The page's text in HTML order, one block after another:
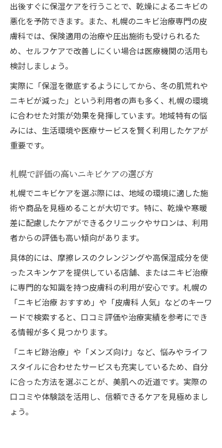
出後すぐに保湿ケアを行うことで、乾燥によるニキビの
悪化を予防できます。また、札幌のニキビ治療専門の皮
膚科では、保険適用の治療や圧出施術も受けられるた
め、セルフケアで改善しにくい場合は医療機関の活用も
検討しましょう。
実際に「保湿を徹底するようにしてから、冬の肌荒れや
ニキビが減った」という利用者の声も多く、札幌の環境
に合わせた対策が効果を発揮しています。地域特有の悩
みには、生活環境や医療サービスを賢く利用したケアが
重要です。
札幌で評価の高いニキビケアの選び方
札幌でニキビケアを選ぶ際には、地域の環境に適した施
術や商品を見極めることが大切です。特に、乾燥や寒暖
差に配慮したケアができるクリニックやサロンは、利用
者からの評価も高い傾向があります。
具体的には、摩擦レスのクレンジングや高保湿成分を使
ったスキンケアを提供している店舗、またはニキビ治療
に専門的な知識を持つ皮膚科の利用が安心です。札幌の
「ニキビ治療 おすすめ」や「皮膚科 人気」などのキーワ
ードで検索すると、口コミ評価や治療実績を参考にでき
る情報が多く見つかります。
「ニキビ跡治療」や「メンズ向け」など、悩みやライフ
スタイルに合わせたサービスも充実しているため、自分
に合った方法を選ぶことが、美肌への近道です。実際の
口コミや体験談を活用し、信頼できるケアを見極めまし
ょう。